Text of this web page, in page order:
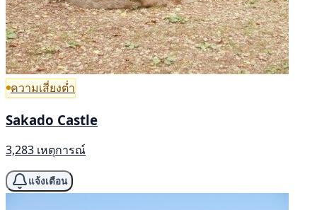
ความเสี่ยงต่ำ
Sakado Castle
3,283 เหตุการณ์
แจ้งเตือน